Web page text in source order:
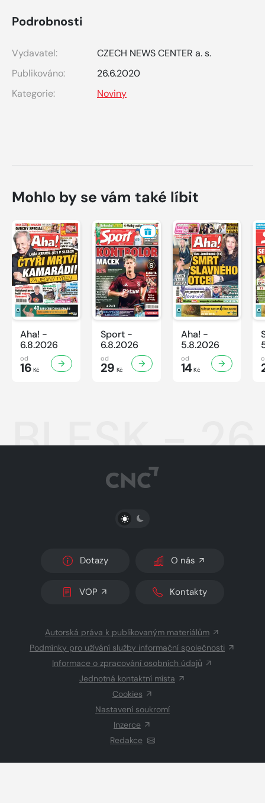
Podrobnosti
Vydavatel:
CZECH NEWS CENTER a. s.
Publikováno:
26.6.2020
Kategorie:
Noviny
Mohlo by se vám také líbit
Aha! -
6.8.2026
od
16 Kč
Sport -
6.8.2026
od
29 Kč
Aha! -
5.8.2026
od
14Kč
BLESK -
PŘEPNOUT SVĚTLÝ/TMAVÝ REŽIM
Dotazy O nás
VOP Kontakty
Autorská práva k publikovaným materiálům
Podmínky pro užívání služby informační společnosti
Informace o zpracování osobních údajů
Jednotná kontaktní místa
Cookies
Nastavení soukromí
Inzerce
Redakce